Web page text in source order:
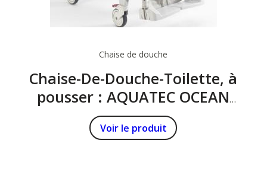
Chaise de douche
Chaise-De-Douche-Toilette, à
pousser : AQUATEC OCEAN
ERGO
Voir le produit